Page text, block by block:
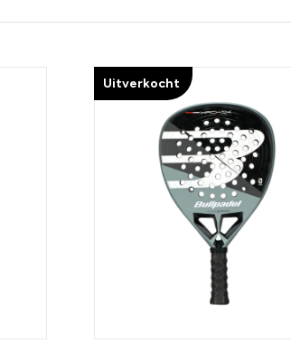
Uitverkocht